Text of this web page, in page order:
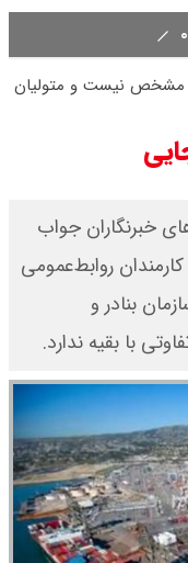
مشخص نیست و متولیان
خبرنگاران جواب
روابط‌عمومی
بنادر و
با بقیه ندارد.